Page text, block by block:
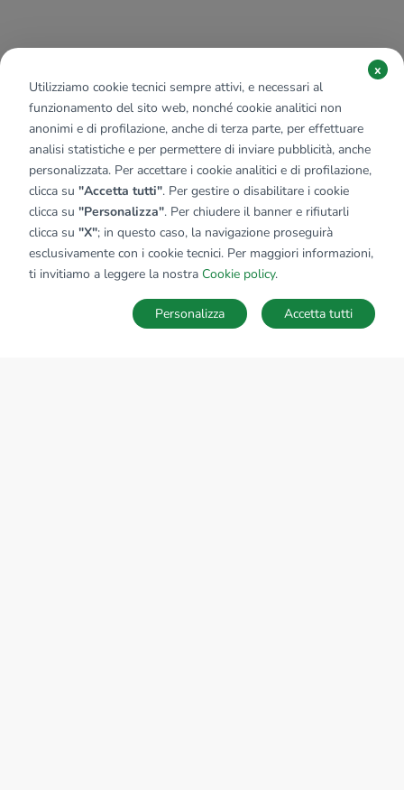
SALVA RICERCA
Utilizziamo cookie tecnici sempre attivi, e necessari al
funzionamento del sito web, nonché cookie analitici non
anonimi e di profilazione, anche di terza parte, per effettuare
analisi statistiche e per permettere di inviare pubblicità, anche
personalizzata. Per accettare i cookie analitici e di profilazione,
clicca su "Accetta tutti". Per gestire o disabilitare i cookie
clicca su "Personalizza". Per chiudere il banner e rifiutarli
clicca su "X"; in questo caso, la navigazione proseguirà
esclusivamente con i cookie tecnici. Per maggiori informazioni,
ti invitiamo a leggere la nostra Cookie policy.
x
Accetta tutti
Personalizza